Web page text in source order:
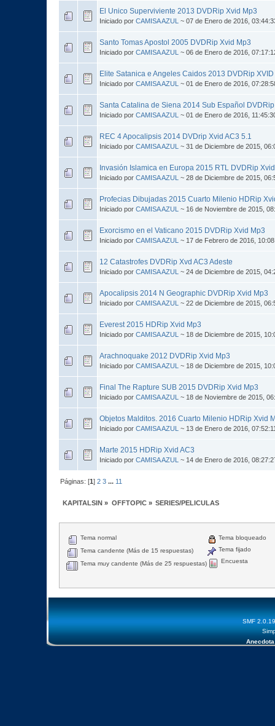
El Unico Superviviente 2013 DVDRip Xvid Mp3
Iniciado por CAMISA AZUL ~ 07 de Enero de 2016,
Santo Tomas Apostol 2005 DVDRip Xvid Mp3
Iniciado por CAMISA AZUL ~ 06 de Enero de 2016,
Elite Satanica e Angeles Caidos 2013 DVDRip
Iniciado por CAMISA AZUL ~ 01 de Enero de 2016,
Santa Catalina de Siena 2014 Sub Español
Iniciado por CAMISA AZUL ~ 01 de Enero de 2016,
REC 4 Apocalipsis 2014 DVDrip Xvid AC3 5.1
Iniciado por CAMISA AZUL ~ 31 de Diciembre de 2015,
Invasión Islamica en Europa 2015 RTL DVDRip
Iniciado por CAMISA AZUL ~ 28 de Diciembre de 2015,
Profecias Dibujadas 2015 Cuarto Milenio HDRip
Iniciado por CAMISA AZUL ~ 16 de Noviembre de 2015,
Exorcismo en el Vaticano 2015 DVDRip Xvid Mp3
Iniciado por CAMISA AZUL ~ 17 de Febrero de 2016,
12 Catastrofes DVDRip Xvd AC3 Adeste
Iniciado por CAMISA AZUL ~ 24 de Diciembre de 2015,
Apocalipsis 2014 N Geographic DVDRip Xvid Mp3
Iniciado por CAMISA AZUL ~ 22 de Diciembre de 2015,
Everest 2015 HDRip Xvid Mp3
Iniciado por CAMISA AZUL ~ 18 de Diciembre de 2015,
Arachnoquake 2012 DVDRip Xvid Mp3
Iniciado por CAMISA AZUL ~ 18 de Diciembre de 2015,
Final The Rapture SUB 2015 DVDRip Xvid Mp3
Iniciado por CAMISA AZUL ~ 18 de Noviembre de 2015,
Objetos Malditos. 2016 Cuarto Milenio HDRip Xvid
Iniciado por CAMISA AZUL ~ 13 de Enero de 2016,
Marte 2015 HDRip Xvid AC3
Iniciado por CAMISA AZUL ~ 14 de Enero de 2016,
Páginas: [1]2 3 ... 11
KAPITALSIN » OFFTOPIC» SERIES/PELICULAS
Tema normal
Tema candente (Más de 15 respuestas)
Tema muy candente (Más de 25 respuestas)
Tema bloqueado
Tema fijado
Encuesta
SMF 2.0.19
Anecdota